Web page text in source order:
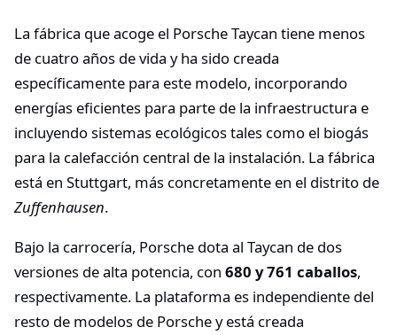
La fábrica que acoge el Porsche Taycan tiene menos
de cuatro años de vida y ha sido creada
específicamente para este modelo, incorporando
energías eficientes para parte de la infraestructura e
incluyendo sistemas ecológicos tales como el biogás
para la calefacción central de la instalación. La fábrica
está en Stuttgart, más concretamente en el distrito de
Zuffenhausen.
Bajo la carrocería, Porsche dota al Taycan de dos
versiones de alta potencia, con 680 y 761 caballos,
respectivamente. La plataforma es independiente del
resto de modelos de Porsche y está creada